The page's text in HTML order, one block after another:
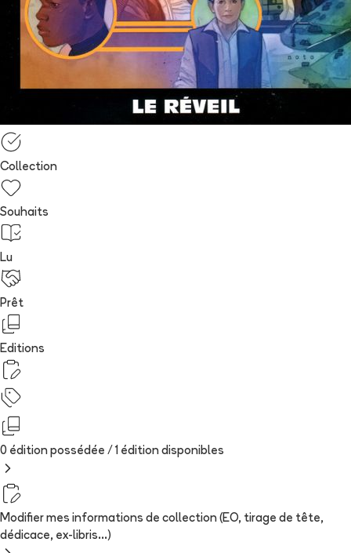
Collection
Souhaits
Lu
Prêt
Editions
0 édition possédée / 1 édition disponibles
Modifier mes informations de collection (EO, tirage de tête,
dédicace, ex-libris...)